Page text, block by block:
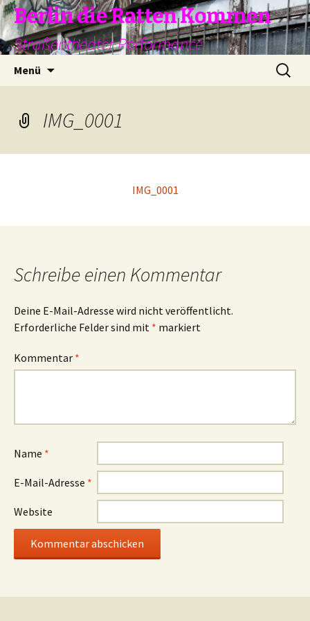
Zum
Inhalt
springen
Berlin die Ratten Kommen
Straßentheater Performance
Menü
Suchen
nach:
IMG_0001
IMG_0001
Schreibe einen Kommentar
Deine E-Mail-Adresse wird nicht veröffentlicht.
Erforderliche Felder sind mit * markiert
Kommentar *
Name *
E-Mail-Adresse *
Website